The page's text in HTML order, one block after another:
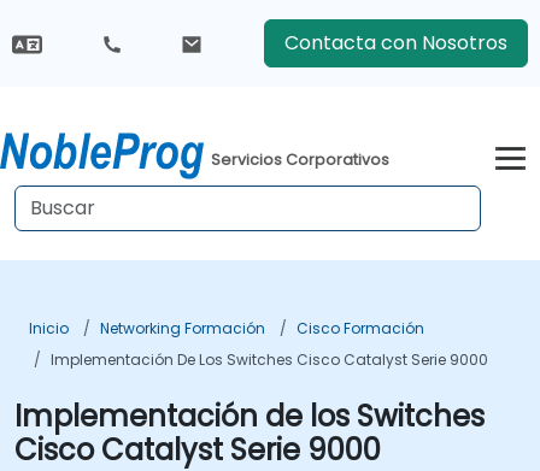
Contacta con Nosotros
Servicios Corporativos
Inicio Networking Formación
Cisco Formación
Implementación De Los Switches Cisco Catalyst Serie 9000
Implementación de los Switches
Cisco Catalyst Serie 9000